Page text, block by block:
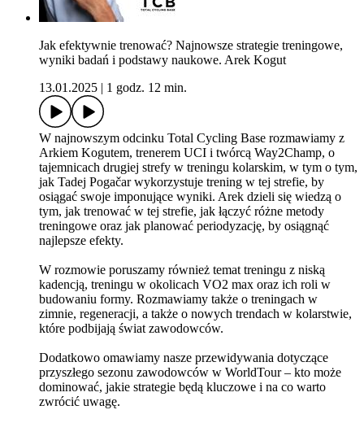
Jak efektywnie trenować? Najnowsze strategie treningowe,
wyniki badań i podstawy naukowe. Arek Kogut
13.01.2025
1 godz. 12 min.
W najnowszym odcinku Total Cycling Base rozmawiamy z
Arkiem Kogutem, trenerem UCI i twórcą Way2Champ, o
tajemnicach drugiej strefy w treningu kolarskim, w tym o tym,
jak Tadej Pogačar wykorzystuje trening w tej strefie, by
osiągać swoje imponujące wyniki. Arek dzieli się wiedzą o
tym, jak trenować w tej strefie, jak łączyć różne metody
treningowe oraz jak planować periodyzację, by osiągnąć
najlepsze efekty.
W rozmowie poruszamy również temat treningu z niską
kadencją, treningu w okolicach VO2 max oraz ich roli w
budowaniu formy. Rozmawiamy także o treningach w
zimnie, regeneracji, a także o nowych trendach w kolarstwie,
które podbijają świat zawodowców.
Dodatkowo omawiamy nasze przewidywania dotyczące
przyszłego sezonu zawodowców w WorldTour – kto może
dominować, jakie strategie będą kluczowe i na co warto
zwrócić uwagę.